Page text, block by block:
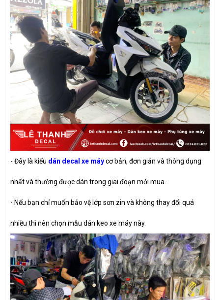
- Đây là kiểu dán decal xe máycơ bản, đơn giản và thông dụng
nhất và thường được dán trong giai đoạn mới mua.
- Nếu bạn chỉ muốn bảo vệ lớp sơn zin và không thay đổi quá
nhiều thì nên chọn mẫu dán keo xe máy này.